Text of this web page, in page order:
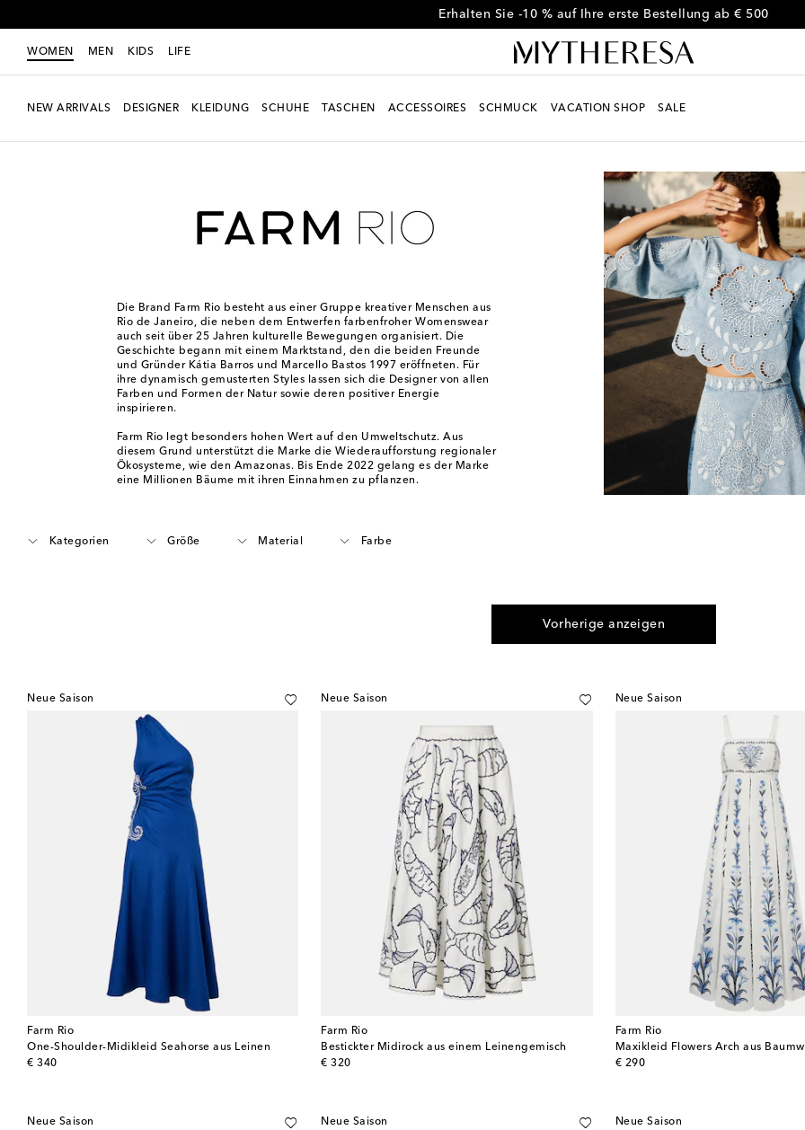
Erhalten Sie -10 % auf Ihre erste Bestellung ab € 500
WOMEN MEN KIDS LIFE
NEW ARRIVALS DESIGNER KLEIDUNG SCHUHE TASCHEN ACCESSOIRES SCHMUCK VACATION SHOP SALE
Die Brand Farm Rio besteht aus einer Gruppe kreativer Menschen aus
Rio de Janeiro, die neben dem Entwerfen farbenfroher Womenswear
auch seit über 25 Jahren kulturelle Bewegungen organisiert. Die
Geschichte begann mit einem Marktstand, den die beiden Freunde
und Gründer Kátia Barros und Marcello Bastos 1997 eröffneten. Für
ihre dynamisch gemusterten Styles lassen sich die Designer von allen
Farben und Formen der Natur sowie deren positiver Energie
inspirieren.
Farm Rio legt besonders hohen Wert auf den Umweltschutz. Aus
diesem Grund unterstützt die Marke die Wiederaufforstung regionaler
Ökosysteme, wie den Amazonas. Bis Ende 2022 gelang es der Marke
eine Millionen Bäume mit ihren Einnahmen zu pflanzen.
Kategorien Größe Material Farbe
Vorherige anzeigen
Neue Saison
Farm Rio
One-Shoulder-Midikleid Seahorse aus Leinen
€ 340
original price
Neue Saison
Farm Rio
Bestickter Midirock aus einem Leinengemisch
€ 320
original price
Neue Saison
Farm Rio
Maxikleid Flowers Arch aus
€ 290
original price
Neue Saison Neue Saison Neue Saison